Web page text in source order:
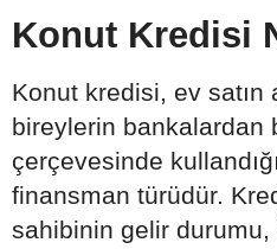
Konut Kredisi
Konut kredisi, ev satın
bireylerin bankalardan
çerçevesinde
finansman türüdür.
sahibinin gelir durumu,